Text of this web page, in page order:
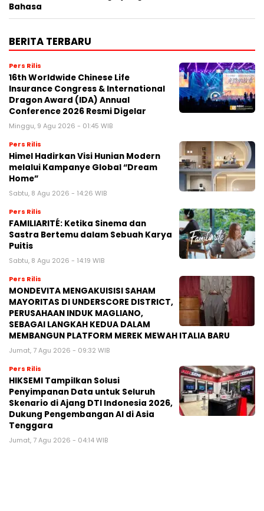
Bahasa
BERITA TERBARU
Pers Rilis
16th Worldwide Chinese Life
Insurance Congress & International
Dragon Award (IDA) Annual
Conference 2026 Resmi Digelar
Minggu, 9 Agu 2026 - 01:45 WIB
Pers Rilis
Himel Hadirkan Visi Hunian Modern
melalui Kampanye Global “Dream
Home”
Sabtu, 8 Agu 2026 - 14:26 WIB
Pers Rilis
FAMILIARITÉ: Ketika Sinema dan
Sastra Bertemu dalam Sebuah Karya
Puitis
Sabtu, 8 Agu 2026 - 14:19 WIB
Pers Rilis
MONDEVITA MENGAKUISISI SAHAM
MAYORITAS DI UNDERSCORE DISTRICT,
PERUSAHAAN INDUK MAGLIANO,
SEBAGAI LANGKAH KEDUA DALAM
MEMBANGUN PLATFORM MEREK MEWAH ITALIA BARU
Jumat, 7 Agu 2026 - 09:32 WIB
Pers Rilis
HIKSEMI Tampilkan Solusi
Penyimpanan Data untuk Seluruh
Skenario di Ajang DTI Indonesia 2026,
Dukung Pengembangan AI di Asia
Tenggara
Jumat, 7 Agu 2026 - 04:14 WIB